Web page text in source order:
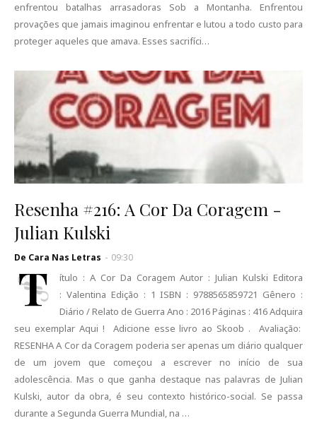
enfrentou batalhas arrasadoras Sob a Montanha. Enfrentou
provações que jamais imaginou enfrentar e lutou a todo custo para
proteger aqueles que amava. Esses sacrifíci…
Resenha #216: A Cor Da Coragem -
Julian Kulski
De Cara Nas Letras - 09:30
T
ítulo : A Cor Da Coragem Autor : Julian Kulski Editora
: Valentina Edição : 1 ISBN : 9788565859721 Gênero :
Diário / Relato de Guerra Ano : 2016 Páginas : 416 Adquira
seu exemplar Aqui ! Adicione esse livro ao Skoob . Avaliação:
RESENHA A Cor da Coragem poderia ser apenas um diário qualquer
de um jovem que começou a escrever no início de sua
adolescência. Mas o que ganha destaque nas palavras de Julian
Kulski, autor da obra, é seu contexto histórico-social. Se passa
durante a Segunda Guerra Mundial, na …